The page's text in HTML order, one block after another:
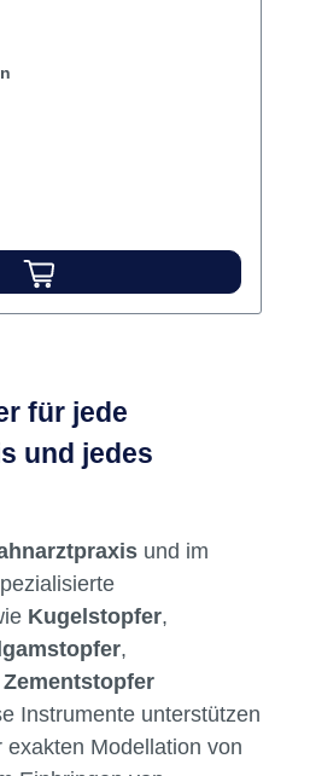
für jede
und jedes
und im
Kugelstopfer,
,
Zementstopfer
Instrumente unterstützen
Modellation von